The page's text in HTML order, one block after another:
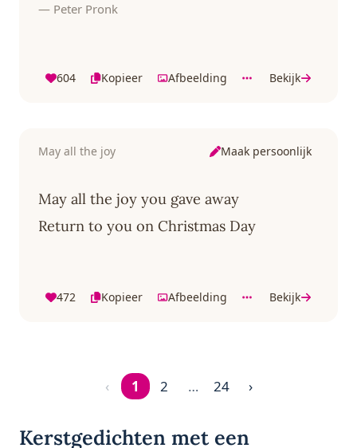
— Peter Pronk
604 Kopieer Afbeelding Bekijk
May all the joy Maak persoonlijk
May all the joy you gave away
Return to you on Christmas Day
472 Kopieer Afbeelding Bekijk
Pagina 1 van 24
‹ 1 2 … 24 ›
Kerstgedichten met een